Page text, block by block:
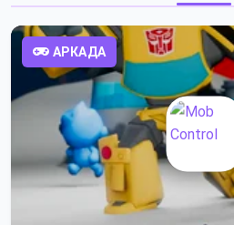
АРКАДА